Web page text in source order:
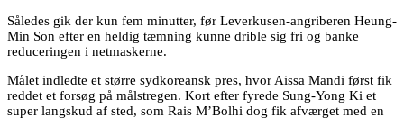
Således gik der kun fem minutter, før Leverkusen-angriberen Heung-
Min Son efter en heldig tæmning kunne drible sig fri og banke
reduceringen i netmaskerne.
Målet indledte et større sydkoreansk pres, hvor Aissa Mandi først fik
reddet et forsøg på målstregen. Kort efter fyrede Sung-Yong Ki et
super langskud af sted, som Rais M’Bolhi dog fik afværget med en